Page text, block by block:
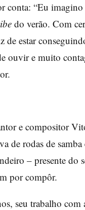
conta: “Eu
do verão. Com
estar
ouvir e muito
e compositor
de rodas de
– presente do
por compôr.
seu trabalho